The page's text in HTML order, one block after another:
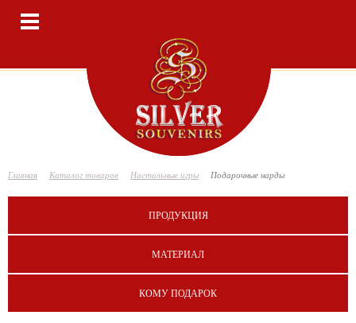
Toggle
Главная Каталог товаров Настольные игры Подарочные нарды
ПРОДУКЦИЯ
МАТЕРИАЛ
КОМУ ПОДАРОК